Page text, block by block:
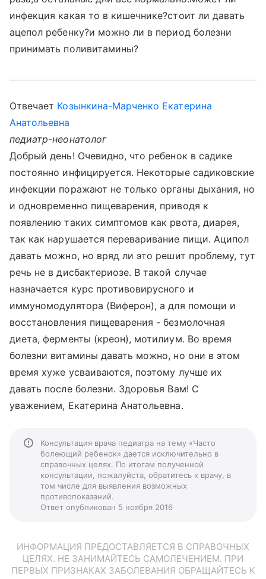
инфекция какая то в кишечнике?стоит ли давать
ацепол ребенку?и можно ли в период болезни
принимать поливитамины?
Отвечает Козынкина-Марченко Екатерина
Анатольевна
педиатр-неонатолог
Добрый день! Очевидно, что ребенок в садике
постоянно инфицируется. Некоторые садиковские
инфекции поражают не только органы дыхания, но
и одновременно пищеварения, приводя к
появлению таких симптомов как рвота, диарея,
так как нарушается переваривание пищи. Аципол
давать можно, но вряд ли это решит проблему, тут
речь не в дисбактериозе. В такой случае
назначается курс противовирусного и
иммуномодулятора (Виферон), а для помощи и
восстановления пищеварения - безмолочная
диета, ферменты (креон), мотилиум. Во время
болезни витамины давать можно, но они в этом
время хуже усваиваются, поэтому лучше их
давать после болезни. Здоровья Вам! С
уважением, Екатерина Анатольевна.
Консультация врача педиатра на тему «Часто
болеющий ребенок» дается исключительно в
справочных целях. По итогам полученной
консультации, пожалуйста, обратитесь к врачу, в
том числе для выявления возможных
противопоказаний.
Ответ опубликован 5 ноября 2016
ИНФОРМАЦИЯ ПРЕДОСТАВЛЯЕТСЯ В СПРАВОЧНЫХ
ЦЕЛЯХ. НЕ ЗАНИМАЙТЕСЬ САМОЛЕЧЕНИЕМ. ПРИ
ПЕРВЫХ ПРИЗНАКАХ ЗАБОЛЕВАНИЯ ОБРАЩАЙТЕСЬ К